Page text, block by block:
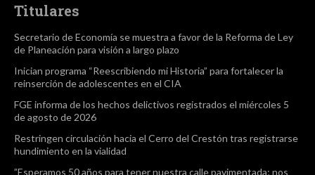
Titulares
Secretario de Economía se muestra a favor de la Reforma de Ley
de Planeación para visión a largo plazo
Inician programa “Reescribiendo mi Historia” para fortalecer la
reinserción de adolescentes en el CIA
FGE informa de los hechos delictivos registrados el miércoles 5
de agosto de 2026
Restringen circulación hacia el Cerro del Crestón tras registrarse
hundimiento en la vialidad
”Esperamos 50 años para tener nuestra calle pavimentada; nos